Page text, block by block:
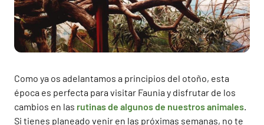
Como ya os adelantamos a principios del otoño, esta
época es perfecta para visitar Faunia y disfrutar de los
cambios en las rutinas de algunos de nuestros animales
Si tienes planeado venir en las próximas semanas, no te